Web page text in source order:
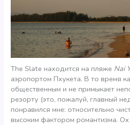
The Slate находится на пляже Nai
аэропортом Пхукета. В то время
общественным и не примыкает
резорту (это, пожалуй, главный
понравился мне: относительно
высоким фактором романтизма. Ох